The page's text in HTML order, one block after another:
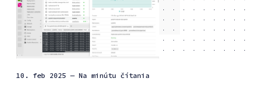
10. feb 2025 — Na minútu čítania